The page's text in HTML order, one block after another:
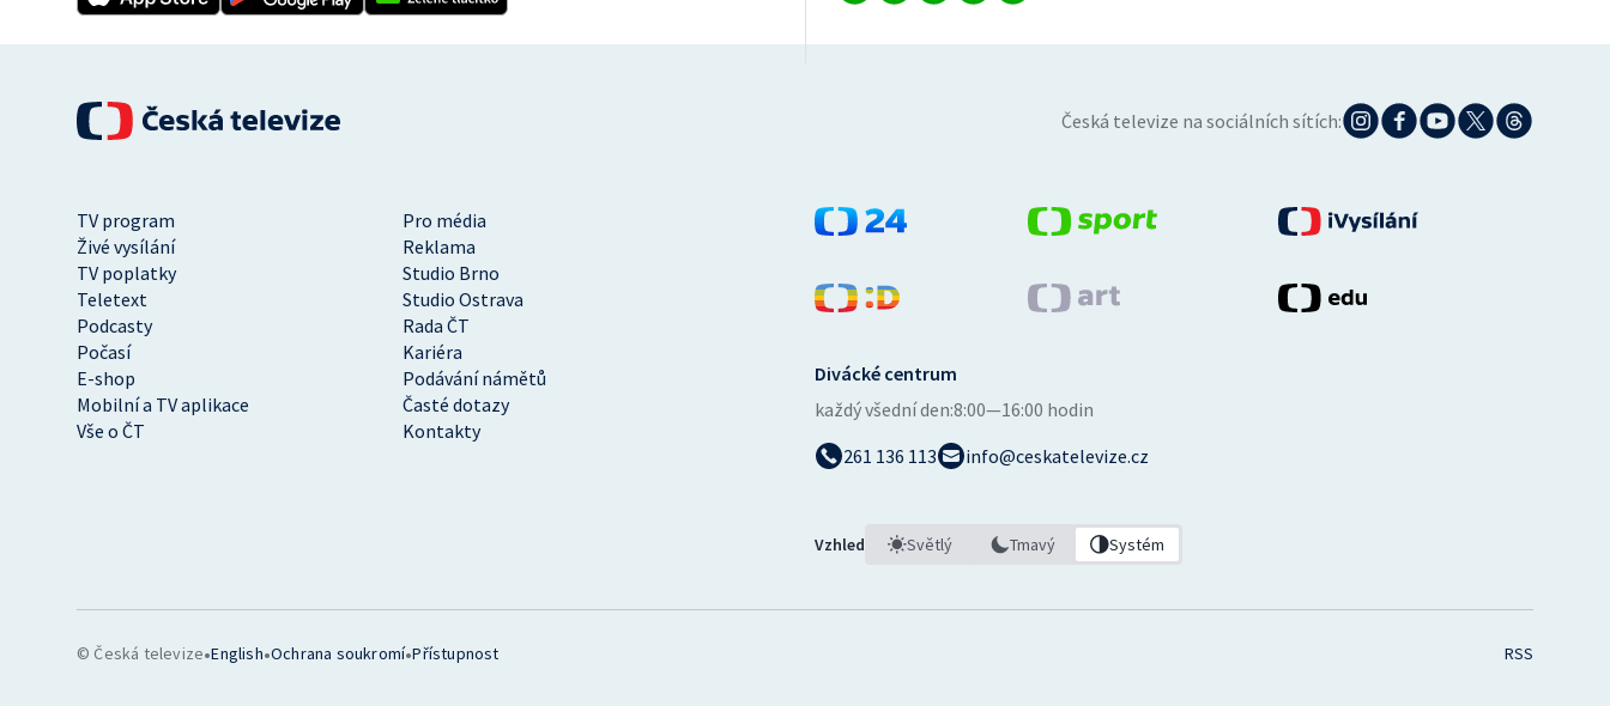
Česká televize na sociálních sítích:
TV program
Pro média
Živé vysílání
Reklama
TV poplatky
Studio Brno
Teletext
Studio Ostrava
Podcasty
Rada ČT
Počasí
Kariéra
E-shop
Podávání námětů
Mobilní a TV aplikace
Časté dotazy
Vše o ČT
Kontakty
Divácké centrum
každý všední den:8:00—16:00 hodin
261 136 113
info@ceskatelevize.cz
Vzhled Světlý Tmavý Systém
© Česká televize•English•Ochrana soukromí•Přístupnost RSS